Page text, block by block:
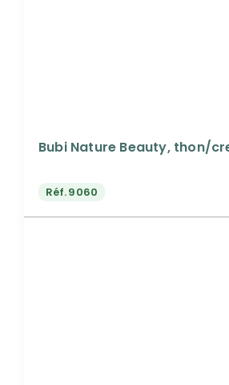
Bubi Nature Beauty, thon/
Réf.9060